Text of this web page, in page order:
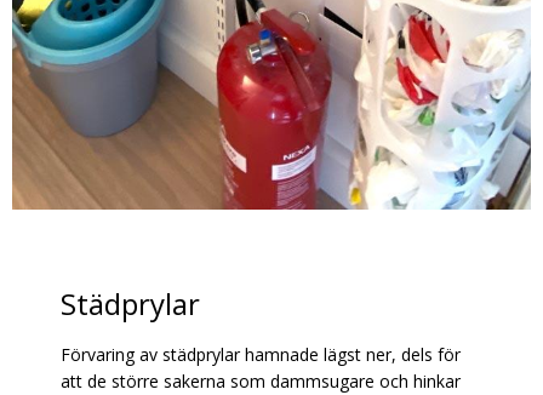
Städprylar
Förvaring av städprylar hamnade lägst ner, dels för
att de större sakerna som dammsugare och hinkar